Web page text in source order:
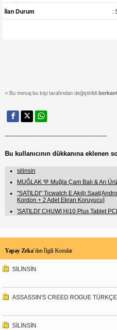
İlan Durum :
< Bu mesaj bu kişi tarafından değiştirildi
Bu kullanıcının dükkanına eklenen
silinsin
MUĞLAK 💚 Muğla Çam Balı & Arı
"SATILDI" Ticwatch E Akıllı
Kordon + 2 Adet Ekran Koruyucu]
'SATILDI' CHUWI Hi10 Plus Tablet
Yapay Zeka’dan İlgili Konular
SİLİNSİN
ASSASSIN'S CREED ROGUE
SİLİNSİN